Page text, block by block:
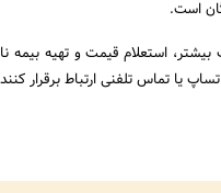
استعلام قیمت و تهیه بیمه
یا تماس تلفنی ارتباط برقرار